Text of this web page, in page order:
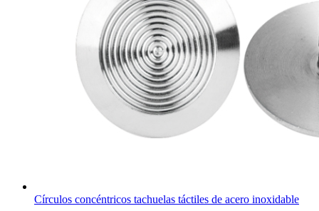
Círculos concéntricos tachuelas táctiles de acero inoxidable